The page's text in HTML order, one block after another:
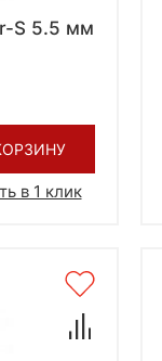
S 5.5 мм
в 1 клик